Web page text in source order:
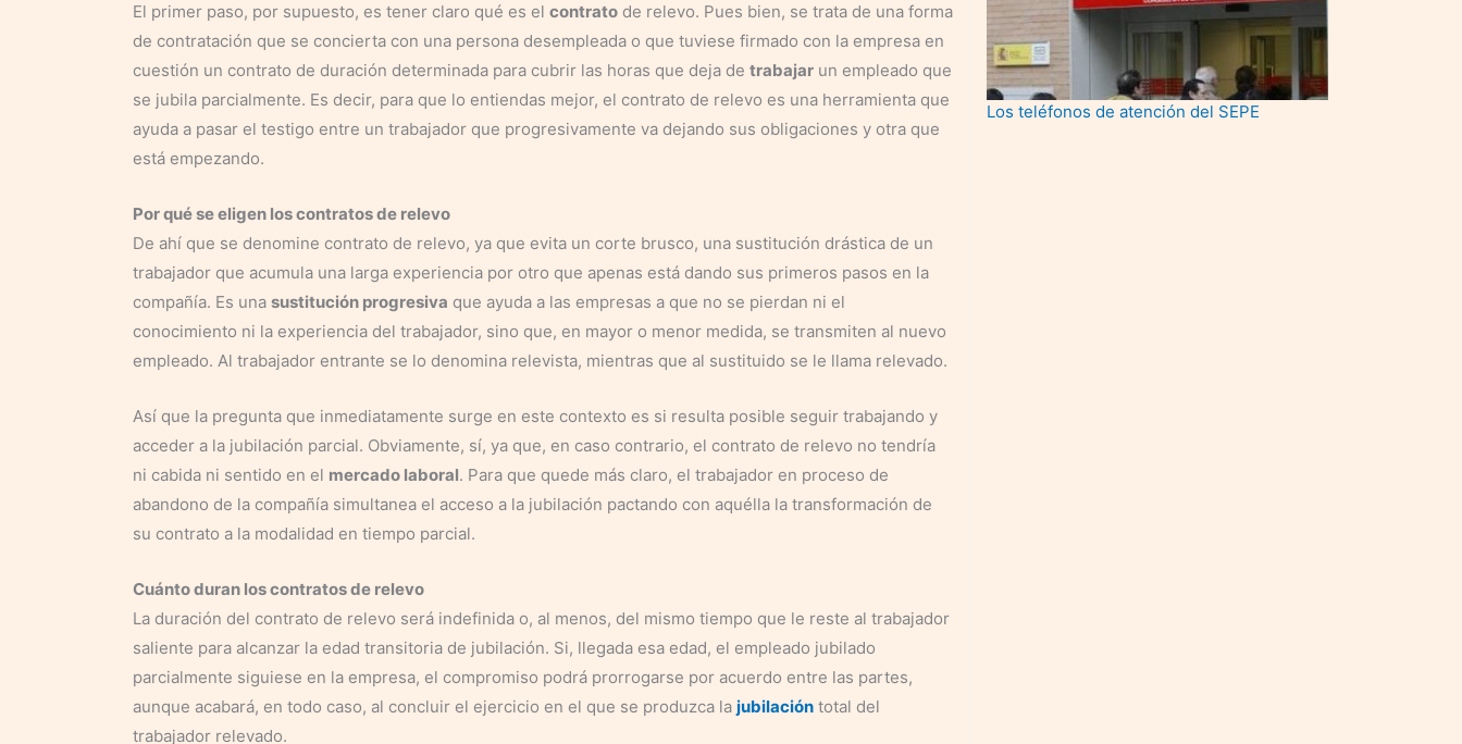
El primer paso, por supuesto, es tener claro qué es el contrato de relevo. Pues bien, se trata de una forma
de contratación que se concierta con una persona desempleada o que tuviese firmado con la empresa en
cuestión un contrato de duración determinada para cubrir las horas que deja de trabajar un empleado que
se jubila parcialmente. Es decir, para que lo entiendas mejor, el contrato de relevo es una herramienta que
ayuda a pasar el testigo entre un trabajador que progresivamente va dejando sus obligaciones y otra que
está empezando.
Por qué se eligen los contratos de relevo
De ahí que se denomine contrato de relevo, ya que evita un corte brusco, una sustitución drástica de un
trabajador que acumula una larga experiencia por otro que apenas está dando sus primeros pasos en la
compañía. Es una sustitución progresiva que ayuda a las empresas a que no se pierdan ni el
conocimiento ni la experiencia del trabajador, sino que, en mayor o menor medida, se transmiten al nuevo
empleado. Al trabajador entrante se lo denomina relevista, mientras que al sustituido se le llama relevado.
Así que la pregunta que inmediatamente surge en este contexto es si resulta posible seguir trabajando y
acceder a la jubilación parcial. Obviamente, sí, ya que, en caso contrario, el contrato de relevo no tendría
ni cabida ni sentido en el mercado laboral. Para que quede más claro, el trabajador en proceso de
abandono de la compañía simultanea el acceso a la jubilación pactando con aquélla la transformación de
su contrato a la modalidad en tiempo parcial.
Cuánto duran los contratos de relevo
La duración del contrato de relevo será indefinida o, al menos, del mismo tiempo que le reste al trabajador
saliente para alcanzar la edad transitoria de jubilación. Si, llegada esa edad, el empleado jubilado
parcialmente siguiese en la empresa, el compromiso podrá prorrogarse por acuerdo entre las partes,
aunque acabará, en todo caso, al concluir el ejercicio en el que se produzca la jubilación total del
trabajador relevado.
Los teléfonos de atención del SEPE